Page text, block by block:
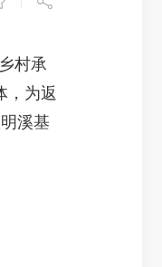
村承
，为返
溪基